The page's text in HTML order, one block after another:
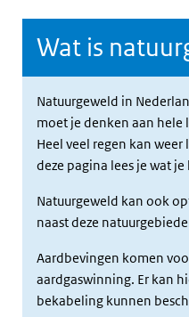
Wat is
Natuurgeweld in
moet je denken aan
Heel veel regen kan
deze pagina lees je wat
Natuurgeweld kan ook
naast deze
Aardbevingen komen
aardgaswinning. Er kan
bekabeling kunnen